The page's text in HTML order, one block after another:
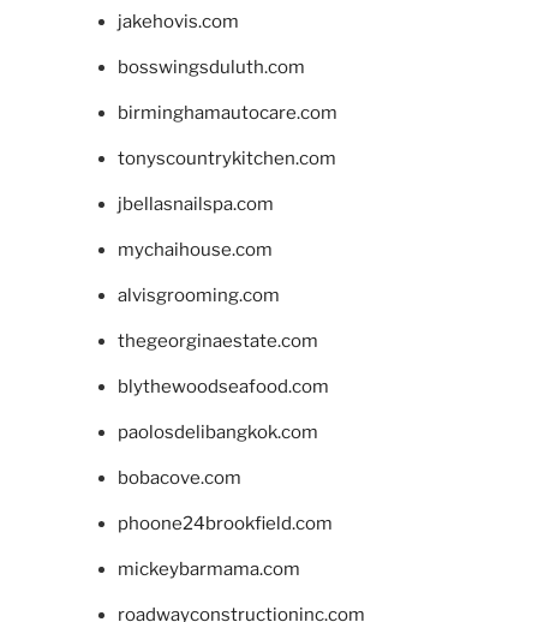
jakehovis.com
bosswingsduluth.com
birminghamautocare.com
tonyscountrykitchen.com
jbellasnailspa.com
mychaihouse.com
alvisgrooming.com
thegeorginaestate.com
blythewoodseafood.com
paolosdelibangkok.com
bobacove.com
phoone24brookfield.com
mickeybarmama.com
roadwayconstructioninc.com